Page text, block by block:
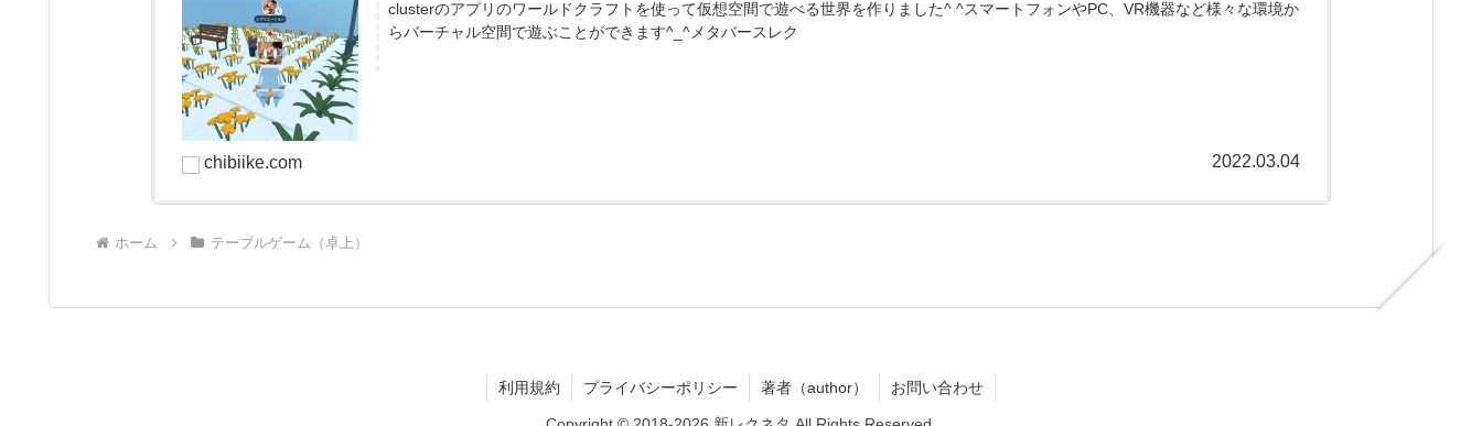
clusterのアプリのワールドクラフトを使って仮想空間で遊べる世界を作りました^ ^スマートフォンやPC、VR機器など様々な環境か
らバーチャル空間で遊ぶことができます^_^メタバースレク
chibiike.com 2022.03.04
ホーム テーブルゲーム（卓上）
利用規約 プライバシーポリシー 著者（author） お問い合わせ